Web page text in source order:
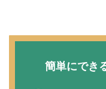
簡単にでき